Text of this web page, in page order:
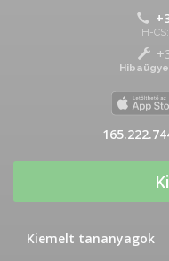
H-
Kiemelt tananyagok